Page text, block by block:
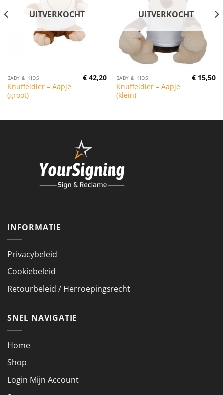
UITVERKOCHT
BABY & KIDS
Knuffeldier – Aapje
(groot)
€ 42,20
UITVERKOCHT
BABY & KIDS
Knuffeldier – Aapje
(klein)
€ 15,50
INFORMATIE
Privacybeleid
Cookiebeleid
Retourbeleid / Herroepingsrecht
SNEL NAVIGATIE
Home
Shop
Login Mijn Account